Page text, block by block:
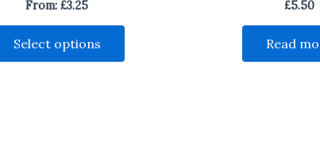
From: £3.25
Select options
This
£5.50
Read